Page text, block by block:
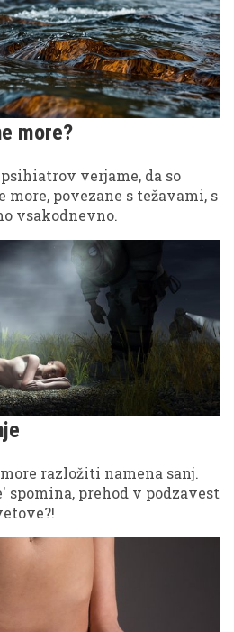
more?
verjame, da so
more, povezane s težavami, s
vsakodnevno.
razložiti namena sanj.
spomina, prehod v podzavest